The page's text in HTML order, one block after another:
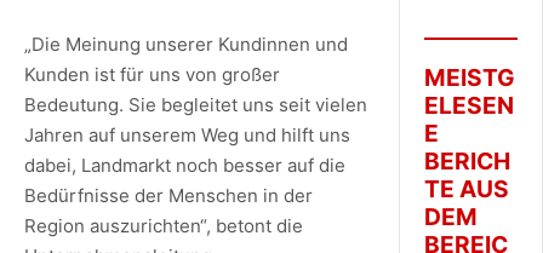
„Die Meinung unserer Kundinnen und
Kunden ist für uns von großer
Bedeutung. Sie begleitet uns seit vielen
Jahren auf unserem Weg und hilft uns
dabei, Landmarkt noch besser auf die
Bedürfnisse der Menschen in der
Region auszurichten“, betont die
MEISTG
ELESEN
E
BERICH
TE AUS
DEM
BEREIC